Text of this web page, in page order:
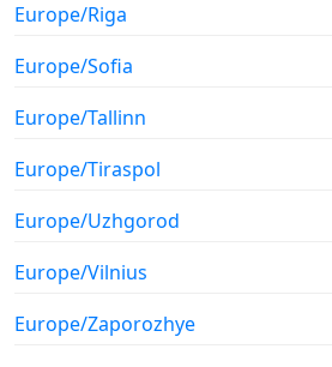
Europe/Riga
Europe/Sofia
Europe/Tallinn
Europe/Tiraspol
Europe/Uzhgorod
Europe/Vilnius
Europe/Zaporozhye